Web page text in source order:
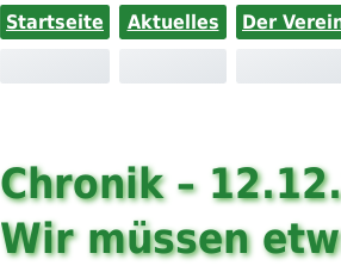
Startseite Aktuelles Der
Chronik –
Wir müssen